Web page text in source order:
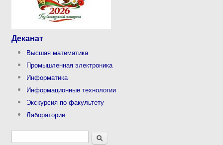
Деканат
Высшая математика
Промышленная электроника
Информатика
Информационные технологии
Экскурсия по факультету
Лаборатории
Форма поискаПоиск